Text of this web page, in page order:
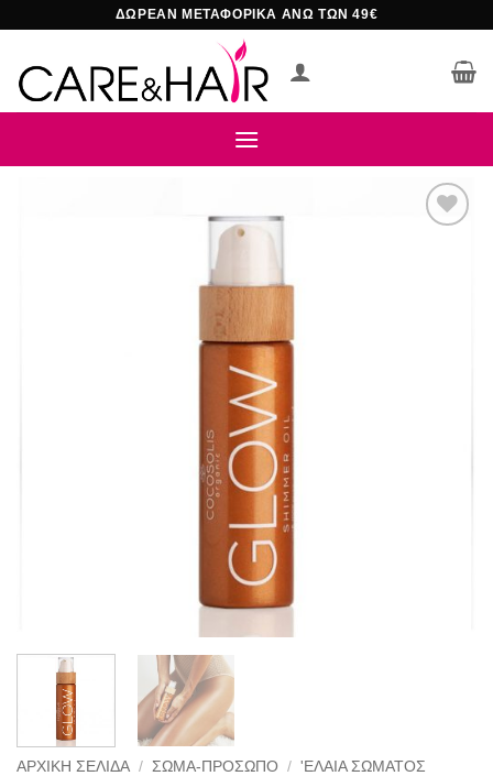
περιεχόμενο
ΔΩΡΕΑΝ ΜΕΤΑΦΟΡΙΚΑ ΑΝΩ ΤΩΝ 49€
ΑΡΧΙΚΉ ΣΕΛΊΔΑ / ΣΩΜΑ-ΠΡΟΣΩΠΟ / 'ΕΛΑΙΑ ΣΏΜΑΤΟΣ